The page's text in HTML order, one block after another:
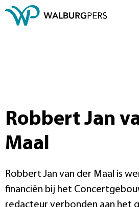
Robbert Jan
Maal
Robbert Jan van der Maal is
financiën bij het
redacteur verbonden aan het